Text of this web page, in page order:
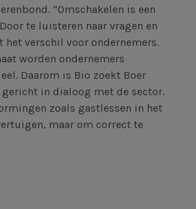
“Omschakelen is een
te luisteren naar vragen en
verschil voor ondernemers.
worden ondernemers
Daarom is Bio zoekt Boer
gericht in dialoog met de sector.
zoals gastlessen in het
maar om correct te